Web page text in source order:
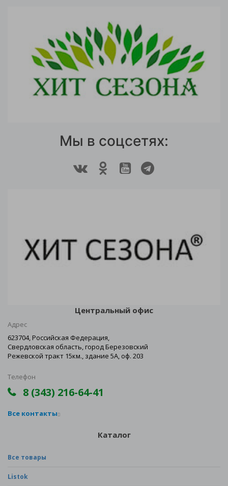
Мы в соцсетях:
Центральный офис
Адрес
623704, Российская Федерация,
Свердловская область, город Березовский
Режевской тракт 15км., здание 5А, оф. 203
Телефон
8 (343) 216-64-41
Все контакты
Каталог
Все товары
Listok